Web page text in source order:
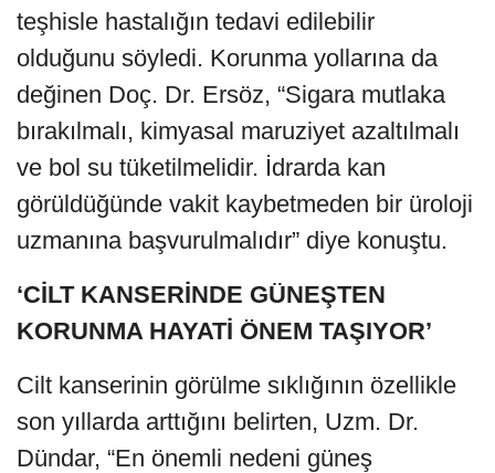
teşhisle hastalığın tedavi edilebilir
olduğunu söyledi. Korunma yollarına da
değinen Doç. Dr. Ersöz, “Sigara mutlaka
bırakılmalı, kimyasal maruziyet azaltılmalı
ve bol su tüketilmelidir. İdrarda kan
görüldüğünde vakit kaybetmeden bir üroloji
uzmanına başvurulmalıdır” diye konuştu.
‘CİLT KANSERİNDE GÜNEŞTEN
KORUNMA HAYATİ ÖNEM TAŞIYOR’
Cilt kanserinin görülme sıklığının özellikle
son yıllarda arttığını belirten, Uzm. Dr.
Dündar, “En önemli nedeni güneş